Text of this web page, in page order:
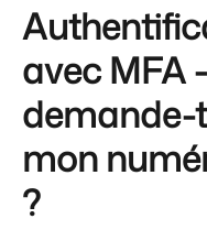
avec MFA
demande-
mon
?